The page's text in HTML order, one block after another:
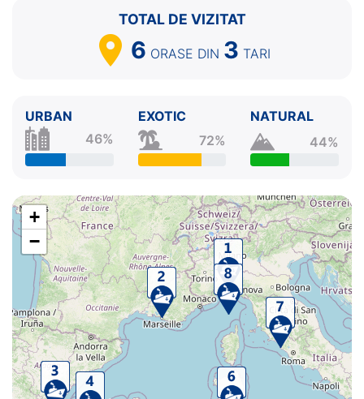
TOTAL DE VIZITAT
6 ORASE DIN 3 TARI
URBAN
46%
EXOTIC
72%
NATURAL
44%
+
−